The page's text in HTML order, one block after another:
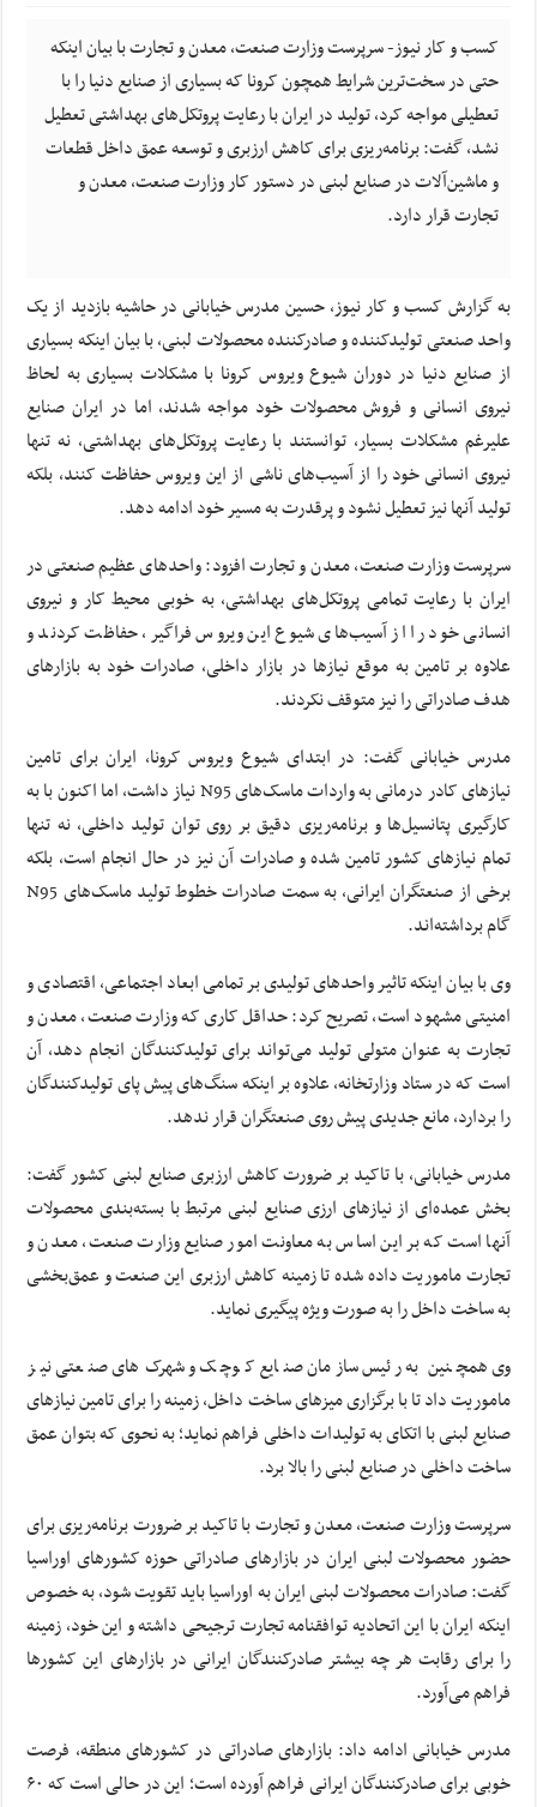
کسب و کار نیوز- سرپرست وزارت صنعت، معدن و تجارت با بیان اینکه
حتی در سخت‌ترین شرایط همچون کرونا که بسیاری از صنایع دنیا را با
تعطیلی مواجه کرد، تولید در ایران با رعایت پروتکل‌های بهداشتی تعطیل
نشد، گفت: برنامه‌ریزی برای کاهش ارزبری و توسعه عمق داخل قطعات
و ماشین‌آلات در صنایع لبنی در دستور کار وزارت صنعت، معدن و
تجارت قرار دارد.
به گزارش کسب و کار نیوز، حسین مدرس خیابانی در حاشیه بازدید از یک
واحد صنعتی تولیدکننده و صادرکننده محصولات لبنی، با بیان اینکه بسیاری
از صنایع دنیا در دوران شیوع ویروس کرونا با مشکلات بسیاری به لحاظ
نیروی انسانی و فروش محصولات خود مواجه شدند، اما در ایران صنایع
علیرغم مشکلات بسیار، توانستند با رعایت پروتکل‌های بهداشتی، نه تنها
نیروی انسانی خود را از آسیب‌های ناشی از این ویروس حفاظت کنند، بلکه
تولید آنها نیز تعطیل نشود و پرقدرت به مسیر خود ادامه دهد.
سرپرست وزارت صنعت، معدن و تجارت افزود: واحدهای عظیم صنعتی در
ایران با رعایت تمامی پروتکل‌های بهداشتی، به خوبی محیط کار و نیروی
انسانی خود را از آسیب‌های شیوع این ویروس فراگیر، حفاظت کردند و
علاوه بر تامین به موقع نیازها در بازار داخلی، صادرات خود به بازارهای
هدف صادراتی را نیز متوقف نکردند.
مدرس خیابانی گفت: در ابتدای شیوع ویروس کرونا، ایران برای تامین
نیازهای کادر درمانی به واردات ماسک‌های N95 نیاز داشت، اما اکنون با به
کارگیری پتانسیل‌ها و برنامه‌ریزی دقیق بر روی توان تولید داخلی، نه تنها
تمام نیازهای کشور تامین شده و صادرات آن نیز در حال انجام است، بلکه
برخی از صنعتگران ایرانی، به سمت صادرات خطوط تولید ماسک‌های N95
گام برداشته‌اند.
وی با بیان اینکه تاثیر واحدهای تولیدی بر تمامی ابعاد اجتماعی، اقتصادی و
امنیتی مشهود است، تصریح کرد: حداقل کاری که وزارت صنعت، معدن و
تجارت به عنوان متولی تولید می‌تواند برای تولیدکنندگان انجام دهد، آن
است که در ستاد وزارتخانه، علاوه بر اینکه سنگ‌های پیش پای تولیدکنندگان
را بردارد، مانع جدیدی پیش روی صنعتگران قرار ندهد.
مدرس خیابانی، با تاکید بر ضرورت کاهش ارزبری صنایع لبنی کشور گفت:
بخش عمده‌ای از نیازهای ارزی صنایع لبنی مرتبط با بسته‌بندی محصولات
آنها است که بر این اساس به معاونت امور صنایع وزارت صنعت، معدن و
تجارت ماموریت داده شده تا زمینه کاهش ارزبری این صنعت و عمق‌بخشی
به ساخت داخل را به صورت ویژه پیگیری نماید.
وی همچنین به رئیس سازمان صنایع کوچک و شهرک‌های صنعتی نیز
ماموریت داد تا با برگزاری میزهای ساخت داخل، زمینه را برای تامین نیازهای
صنایع لبنی با اتکای به تولیدات داخلی فراهم نماید؛ به نحوی که بتوان عمق
ساخت داخلی در صنایع لبنی را بالا برد.
سرپرست وزارت صنعت، معدن و تجارت با تاکید بر ضرورت برنامه‌ریزی برای
حضور محصولات لبنی ایران در بازارهای صادراتی حوزه کشورهای اوراسیا
گفت: صادرات محصولات لبنی ایران به اوراسیا باید تقویت شود، به خصوص
اینکه ایران با این اتحادیه توافقنامه تجارت ترجیحی داشته و این خود، زمینه
را برای رقابت هر چه بیشتر صادرکنندگان ایرانی در بازارهای این کشورها
فراهم می‌آورد.
مدرس خیابانی ادامه داد: بازارهای صادراتی در کشورهای منطقه، فرصت
خوبی برای صادرکنندگان ایرانی فراهم آورده است؛ این در حالی است که ۶۰